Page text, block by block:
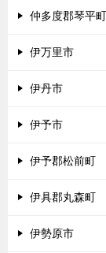
仲多度郡琴平町
伊万里市
伊丹市
伊予市
伊予郡松前町
伊具郡丸森町
伊勢原市